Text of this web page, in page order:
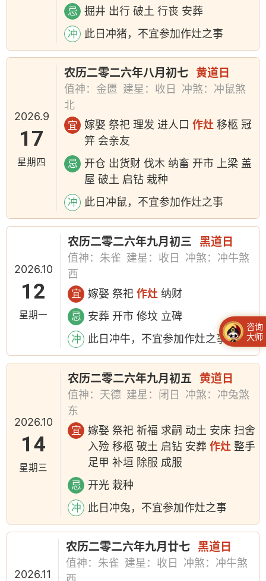
忌 掘井 出行 破土 行丧 安葬
冲 此日冲猪，不宜参加作灶之事
2026.9
17
星期四
农历二零二六年八月初七 黄道日
值神：金匮 建星：收日
冲煞：冲鼠煞
北
宜 嫁娶 祭祀 理发 进人口作灶 移柩 冠
笄 会亲友
忌
开仓 出货财 伐木 纳畜 开市 上梁 盖
屋 破土 启钻 栽种
冲 此日冲鼠，不宜参加作灶之事
2026.10
12
星期一
农历二零二六年九月初三 黑道日
值神：朱雀 建星：收日
冲煞：冲牛煞
西
宜 嫁娶 祭祀作灶 纳财
忌 安葬 开市 修坟 立碑
冲 此日冲牛，不宜参加作灶之事
2026.10
14
星期三
农历二零二六年九月初五 黄道日
值神：天德 建星：闭日
冲煞：冲兔煞
东
宜
嫁娶 祭祀 祈福 求嗣 动土 安床 扫舍
入殓 移柩 破土 启钻 安葬作灶 整手
足甲 补垣 除服 成服
忌 开光 栽种
冲 此日冲兔，不宜参加作灶之事
2026.11
农历二零二六年九月廿七 黑道日
值神：朱雀 建星：收日
冲煞：冲牛煞
咨询
大师